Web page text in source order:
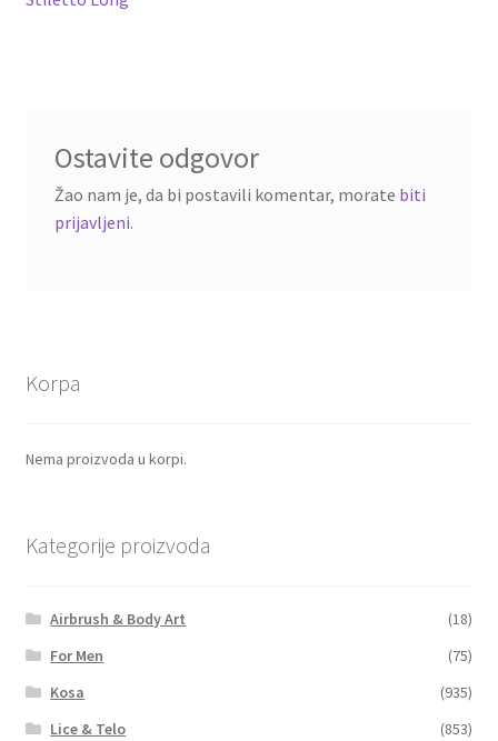
članka
Ostavite odgovor
Žao nam je, da bi postavili komentar, morate biti
prijavljeni.
Korpa
Nema proizvoda u korpi.
Kategorije proizvoda
Airbrush & Body Art
(18)
For Men
(75)
Kosa
(935)
Lice & Telo
(853)